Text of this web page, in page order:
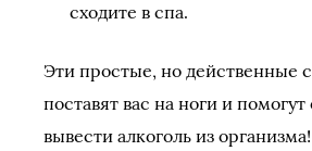
сходите в спа.
Эти простые, но действенные
поставят вас на ноги и
вывести алкоголь из организма!